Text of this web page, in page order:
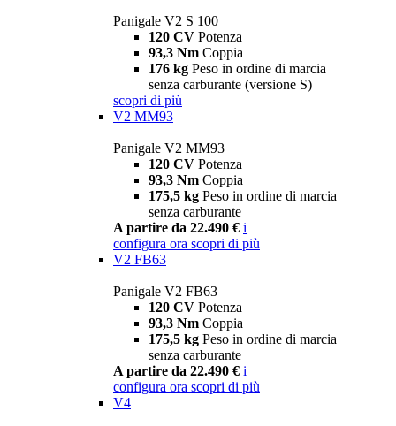
Panigale V2 S 100
120 CV Potenza
93,3 Nm Coppia
176 kg Peso in ordine di marcia
senza carburante (versione S)
scopri di più
V2 MM93
Panigale V2 MM93
120 CV Potenza
93,3 Nm Coppia
175,5 kg Peso in ordine di marcia
senza carburante
A partire da 22.490 € i
configura ora scopri di più
V2 FB63
Panigale V2 FB63
120 CV Potenza
93,3 Nm Coppia
175,5 kg Peso in ordine di marcia
senza carburante
A partire da 22.490 € i
configura ora scopri di più
V4